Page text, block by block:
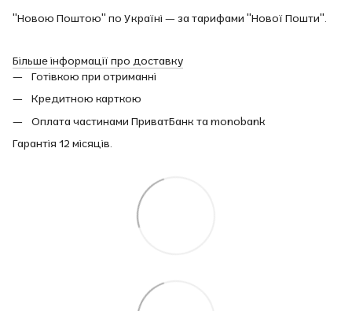
"Новою Поштою" по Україні — за тарифами "Нової Пошти".
Більше інформації про доставку
Готівкою при отриманні
Кредитною карткою
Оплата частинами ПриватБанк та monobank
Гарантія 12 місяців.